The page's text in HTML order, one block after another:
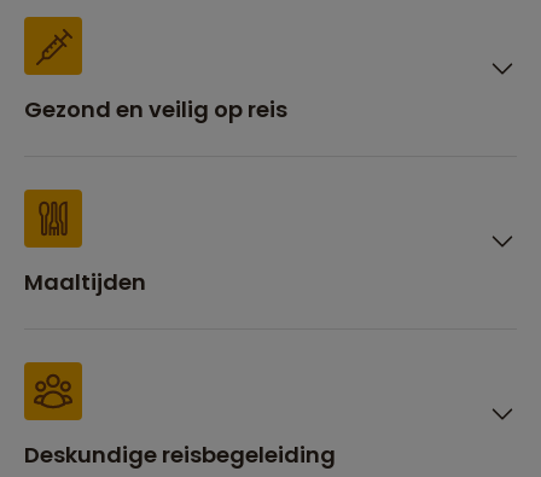
Gezond en veilig op reis
Maaltijden
Deskundige reisbegeleiding